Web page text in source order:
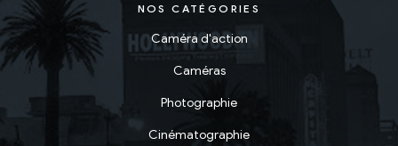
NOS CATÉGORIES
Caméra d'action
Caméras
Photographie
Cinématographie